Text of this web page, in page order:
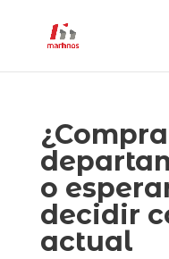
o
decidir
actual